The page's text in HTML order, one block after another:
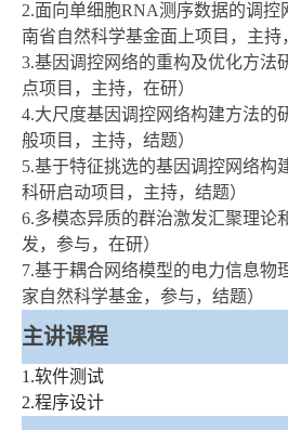
2.面向单细胞RNA测序数据的调控
南省自然科学基金面上项目，主持
3.基因调控网络的重构及优化方法
点项目，主持，在研）
4.大尺度基因调控网络构建方法的
般项目，主持，结题）
5.基于特征挑选的基因调控网络构
科研启动项目，主持，结题）
6.多模态异质的群治激发汇聚理论
发，参与，在研）
7.基于耦合网络模型的电力信息物
家自然科学基金，参与，结题）
主讲课程
1.软件测试
2.程序设计